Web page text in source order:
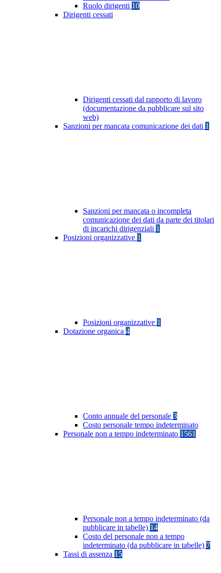
Ruolo dirigenti 10
Dirigenti cessati
Dirigenti cessati dal rapporto di lavoro
(documentazione da pubblicare sul sito
web)
Sanzioni per mancata comunicazione dei dati 1
Sanzioni per mancata o incompleta
comunicazione dei dati da parte dei titolari
di incarichi dirigenziali 1
Posizioni organizzative 1
Posizioni organizzative 1
Dotazione organica 4
Conto annuale del personale 3
Costo personale tempo indeterminato
Personale non a tempo indeterminato 1561
Personale non a tempo indeterminato (da
pubblicare in tabelle) 14
Costo del personale non a tempo
indeterminato (da pubblicare in tabelle) 7
Tassi di assenza 15